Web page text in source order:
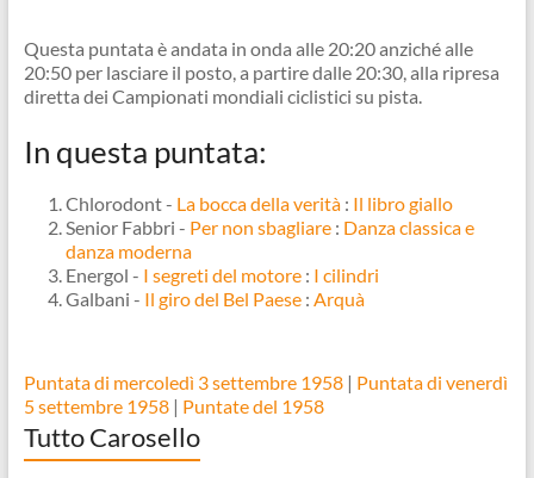
Questa puntata è andata in onda alle 20:20 anziché alle
20:50 per lasciare il posto, a partire dalle 20:30, alla ripresa
diretta dei Campionati mondiali ciclistici su pista.
In questa puntata:
Chlorodont - La bocca della verità: Il libro giallo
Senior Fabbri - Per non sbagliare: Danza classica e
danza moderna
Energol - I segreti del motore: I cilindri
Galbani - Il giro del Bel Paese: Arquà
Puntata di mercoledì 3 settembre 1958| Puntata di venerdì
5 settembre 1958| Puntate del 1958
Tutto Carosello